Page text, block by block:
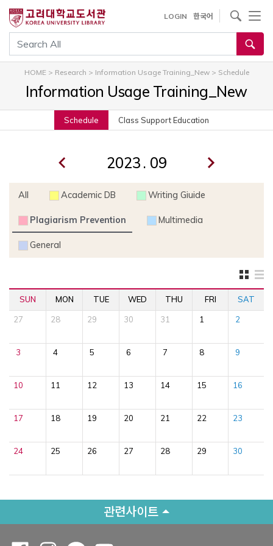
건
기
통합검색
LOGIN 한국어
사이트내 검색
HOME> Research > Information Usage Training_New> Schedule
Information Usage Training_New
Schedule Class Support Education
.
All Academic DB Writing Giuide
Plagiarism Prevention Multimedia
General
SUN MON TUE WED THU FRI SAT
27 28 29 30 31 1 2
3 4 5 6 7 8 9
10 11 12 13 14 15 16
17 18 19 20 21 22 23
24 25 26 27 28 29 30
관련사이트